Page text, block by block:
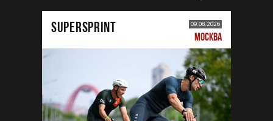
SUPERSPRINT 09.08.2026
МОСКВА